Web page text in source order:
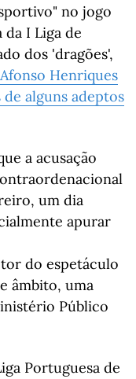
no jogo
da I Liga de
dos 'dragões',
Henriques
de alguns adeptos
a acusação
um dia
apurar
do espetáculo
âmbito, uma
Público
Portuguesa de